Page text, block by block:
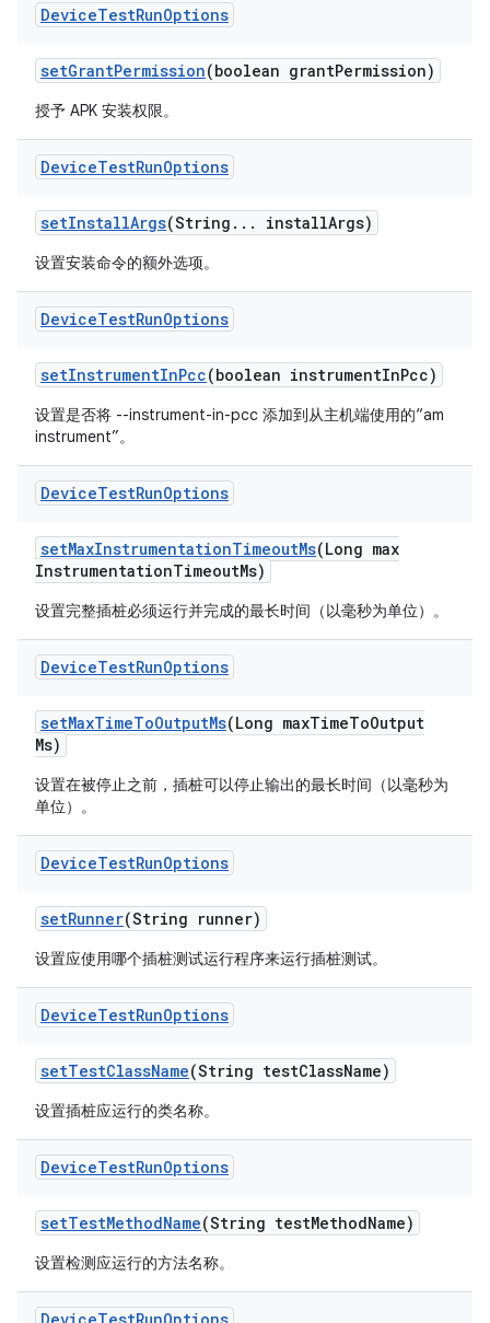
DeviceTestRunOptions
setGrantPermission(boolean grantPermission)
授予 APK 安装权限。
DeviceTestRunOptions
setInstallArgs(String . . . installArgs)
设置安装命令的额外选项。
DeviceTestRunOptions
setInstrumentInPcc(boolean instrumentInPcc)
设置是否将 --instrument-in-pcc 添加到从主机端使用的“am
instrument”。
DeviceTestRunOptions
setMaxInstrumentationTimeoutMs(Long max
InstrumentationTimeoutMs)
设置完整插桩必须运行并完成的最长时间（以毫秒为单位）。
DeviceTestRunOptions
setMaxTimeToOutputMs(Long maxTimeToOutput
Ms)
设置在被停止之前，插桩可以停止输出的最长时间（以毫秒为
单位）。
DeviceTestRunOptions
setRunner(String runner)
设置应使用哪个插桩测试运行程序来运行插桩测试。
DeviceTestRunOptions
setTestClassName(String testClassName)
设置插桩应运行的类名称。
DeviceTestRunOptions
setTestMethodName(String testMethodName)
设置检测应运行的方法名称。